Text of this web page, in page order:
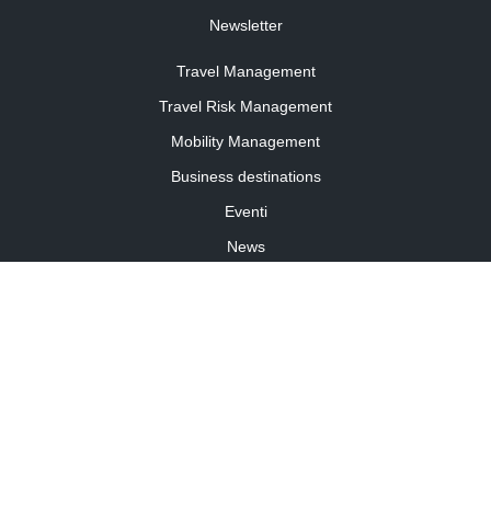
Newsletter
Travel Management
Travel Risk Management
Mobility Management
Business destinations
Eventi
News